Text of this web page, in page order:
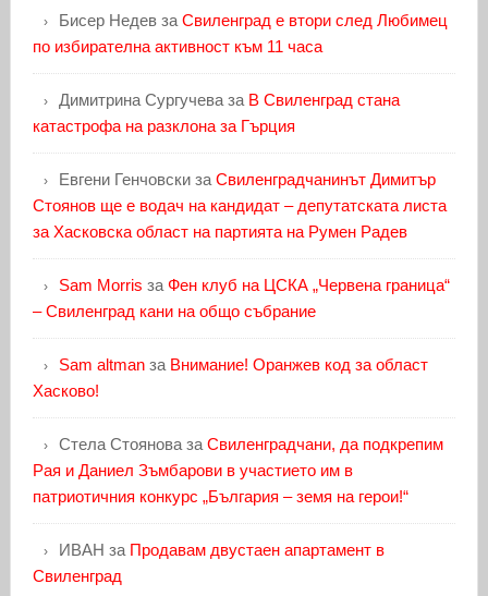
Бисер Недевза Свиленград е втори след Любимец
по избирателна активност към 11 часа
Димитрина Сургучеваза В Свиленград стана
катастрофа на разклона за Гърция
Евгени Генчовскиза Свиленградчанинът Димитър
Стоянов ще е водач на кандидат – депутатската листа
за Хасковска област на партията на Румен Радев
Sam Morris за Фен клуб на ЦСКА „Червена граница“
– Свиленград кани на общо събрание
Sam altmanза Внимание! Оранжев код за област
Хасково!
Стела Стояноваза Свиленградчани, да подкрепим
Рая и Даниел Зъмбарови в участието им в
патриотичния конкурс „България – земя на герои!“
ИВАН за Продавам двустаен апартамент в
Свиленград